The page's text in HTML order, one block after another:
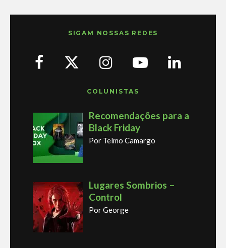
SIGAM NOSSAS REDES
COLUNISTAS
Recomendações para a
Black Friday
Por Telmo Camargo
Lugares Sombrios –
Control
Por George